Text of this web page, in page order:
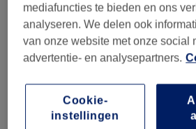
Beauty Marga - Uccle
4,8
673 reviews
Ukkel
Laat zien op de kaart
30 min - 1 u
Kort overzicht salongegevens
mediafuncties te bieden en ons
analyseren. We delen ook
van onze website met onze social
advertentie- en analysepartners.
Cookie-
instellingen